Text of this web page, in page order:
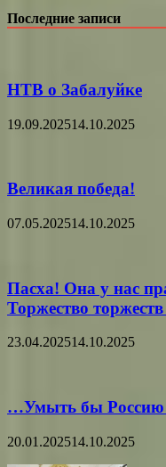
Последние записи
НТВ о Забалуйке
19.09.202514.10.2025
Великая победа!
07.05.202514.10.2025
Пасха! Она у нас
Торжество
23.04.202514.10.2025
…Умыть бы
20.01.202514.10.2025